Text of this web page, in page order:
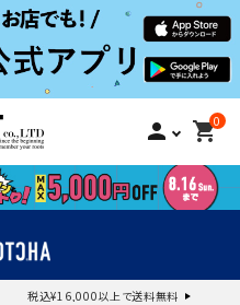
person 0
shopping_cart
税込¥16,000以上で送料無料